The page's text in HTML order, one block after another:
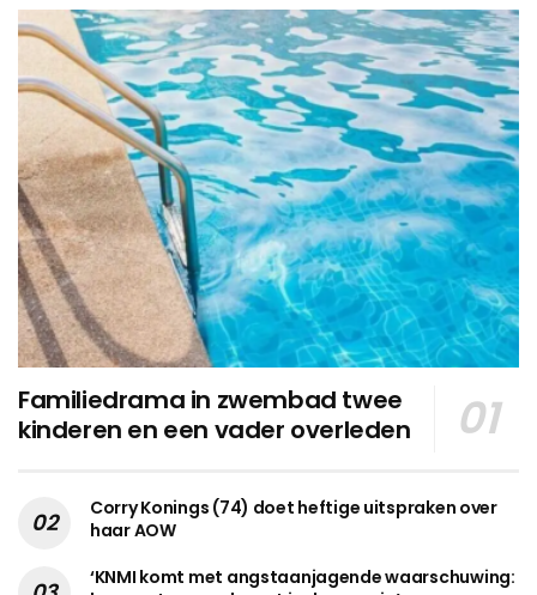
Familiedrama in zwembad twee
kinderen en een vader overleden
Corry Konings (74) doet heftige uitspraken over
haar AOW
‘KNMI komt met angstaanjagende waarschuwing: